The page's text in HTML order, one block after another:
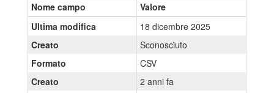
Nome campo
Valore
Ultima modifica
18 dicembre 2025
Creato
Sconosciuto
Formato
CSV
Creato
2 anni fa